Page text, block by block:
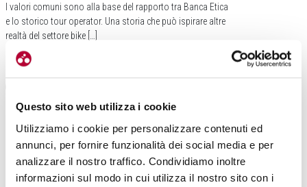
Questo sito web utilizza i cookie
Utilizziamo i cookie per personalizzare contenuti ed
annunci, per fornire funzionalità dei social media e per
analizzare il nostro traffico. Condividiamo inoltre
informazioni sul modo in cui utilizza il nostro sito con i
I valori comuni sono alla base del rapporto tra Banca Etica
e lo storico tour operator. Una storia che può ispirare altre
realtà del settore bike […]
#CICLOTURISMO